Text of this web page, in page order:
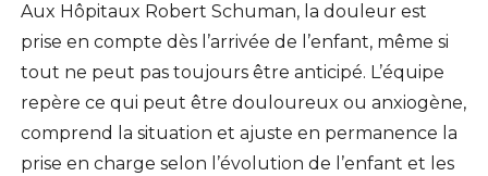
Aux Hôpitaux Robert Schuman, la douleur est
prise en compte dès l’arrivée de l’enfant, même si
tout ne peut pas toujours être anticipé. L’équipe
repère ce qui peut être douloureux ou anxiogène,
comprend la situation et ajuste en permanence la
prise en charge selon l’évolution de l’enfant et les